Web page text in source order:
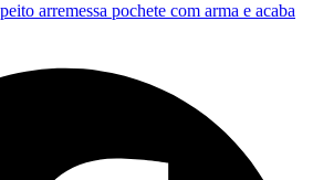
arremessa pochete com arma e acaba